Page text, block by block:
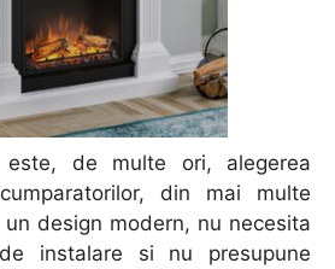
este, de multe ori, alegerea
din mai multe
design modern, nu necesita
instalare si nu presupune